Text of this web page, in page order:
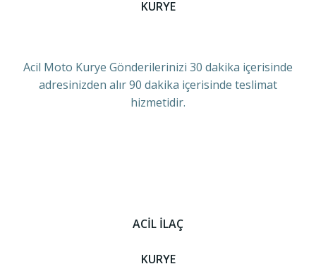
KURYE
Acil Moto Kurye Gönderilerinizi 30 dakika içerisinde
adresinizden alır 90 dakika içerisinde teslimat
hizmetidir.
ACİL İLAÇ
KURYE